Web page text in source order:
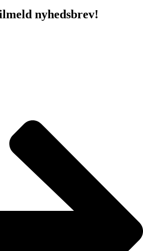
nyhedsbrev!